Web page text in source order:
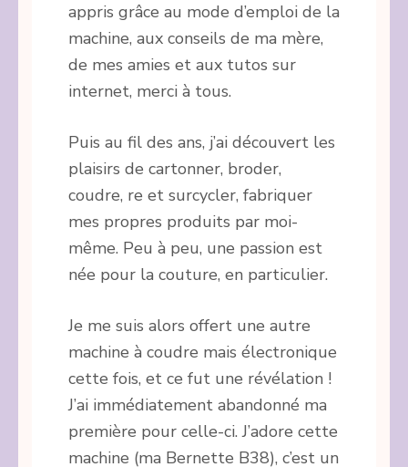
appris grâce au mode d’emploi de la
machine, aux conseils de ma mère,
de mes amies et aux tutos sur
internet, merci à tous.
Puis au fil des ans, j’ai découvert les
plaisirs de cartonner, broder,
coudre, re et surcycler, fabriquer
mes propres produits par moi-
même. Peu à peu, une passion est
née pour la couture, en particulier.
Je me suis alors offert une autre
machine à coudre mais électronique
cette fois, et ce fut une révélation !
J’ai immédiatement abandonné ma
première pour celle-ci. J’adore cette
machine (ma Bernette B38), c’est un